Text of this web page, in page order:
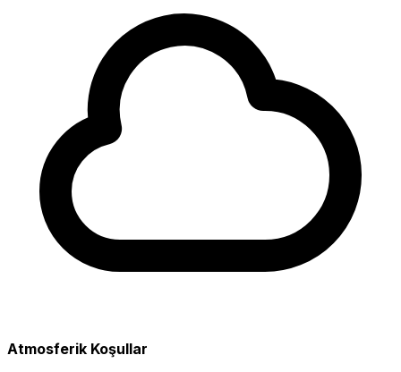
Atmosferik Koşullar